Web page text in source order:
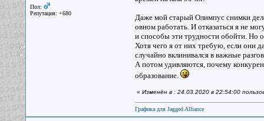
Пол:
Репутация: +680
Даже мой старый Олимпус снимки
овном работать. И отказаться я не
и способы эти трудности обойти. Но
Хотя чего я от них требую, если они
случайно вклинивался в важные
А потом удивляются, почему
образование.
« Изменён в : 24.03.2020 в 22:54:00
Графика для Jagged Alliance